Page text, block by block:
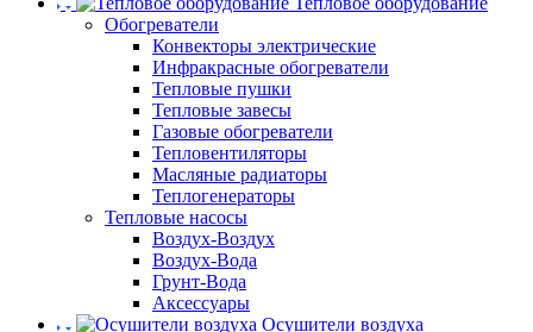
Обогреватели
Конвекторы электрические
Инфракрасные обогреватели
Тепловые пушки
Тепловые завесы
Газовые обогреватели
Тепловентиляторы
Масляные радиаторы
Теплогенераторы
Тепловые насосы
Воздух-Воздух
Воздух-Вода
Грунт-Вода
Аксессуары
Осушители воздуха